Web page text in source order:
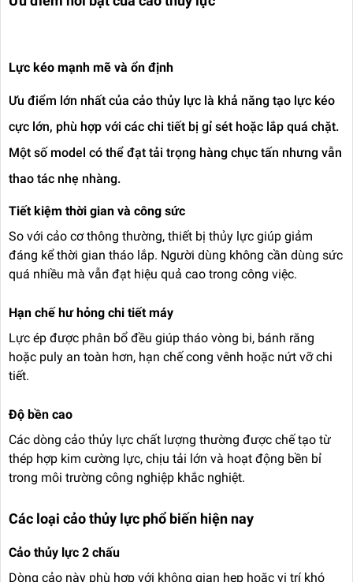
Lực kéo mạnh mẽ và ổn định
Ưu điểm lớn nhất của cảo thủy lực là khả năng tạo lực kéo
cực lớn, phù hợp với các chi tiết bị gỉ sét hoặc lắp quá chặt.
Một số model có thể đạt tải trọng hàng chục tấn nhưng vẫn
thao tác nhẹ nhàng.
Tiết kiệm thời gian và công sức
So với cảo cơ thông thường, thiết bị thủy lực giúp giảm
đáng kể thời gian tháo lắp. Người dùng không cần dùng sức
quá nhiều mà vẫn đạt hiệu quả cao trong công việc.
Hạn chế hư hỏng chi tiết máy
Lực ép được phân bổ đều giúp tháo vòng bi, bánh răng
hoặc puly an toàn hơn, hạn chế cong vênh hoặc nứt vỡ chi
tiết.
Độ bền cao
Các dòng cảo thủy lực chất lượng thường được chế tạo từ
thép hợp kim cường lực, chịu tải lớn và hoạt động bền bỉ
trong môi trường công nghiệp khắc nghiệt.
Các loại cảo thủy lực phổ biến hiện nay
Cảo thủy lực 2 chấu
Dòng cảo này phù hợp với không gian hẹp hoặc vị trí khó